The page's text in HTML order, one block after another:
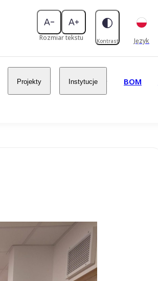
Rozmiar tekstu Kontrast Język
Projekty Instytucje BOM